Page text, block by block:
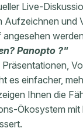
Live-
Aufzeichnen und
Panopto ?"
es einfacher,
Ihnen die
Ökosystem